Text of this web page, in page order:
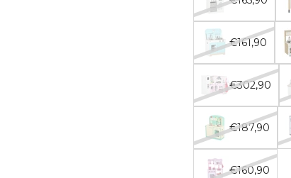
€161,90
€302,90
€187,90
€160,90